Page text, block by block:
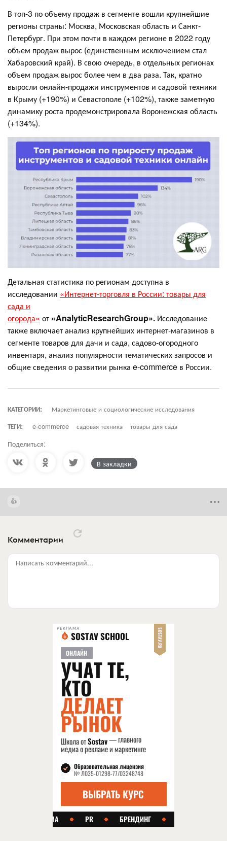
В топ-3 по объему продаж в сегменте вошли крупнейшие
регионы страны: Москва, Московская область и Санкт-
Петербург. При этом почти в каждом регионе в 2022 году
объем продаж вырос (единственным исключением стал
Хабаровский край). В свою очередь, в отдельных регионах
объем продаж вырос более чем в два раза. Так, кратно
выросли онлайн-продажи инструментов и садовой техники
в Крыму (+190%) и Севастополе (+102%), также заметную
динамику роста продемонстрировала Воронежская область
(+134%).
Детальная статистика по регионам доступна в
исследовании «Интернет-торговля в России: товары для
сада и
огорода» от «AnalyticResearchGroup». Исследование
также включает анализ крупнейших интернет-магазинов в
сегменте товаров для дачи и сада, садово-огородного
инвентаря, анализ популярности тематических запросов и
общие сведения о развитии рынка e-commerce в России.
КАТЕГОРИИ:
Маркетинговые и социологические исследования
ТЕГИ:
e-commerce садовая техника товары для сада
Поделиться:
В закладки
Комментарии
Написать комментарий...
РЕКЛАМА